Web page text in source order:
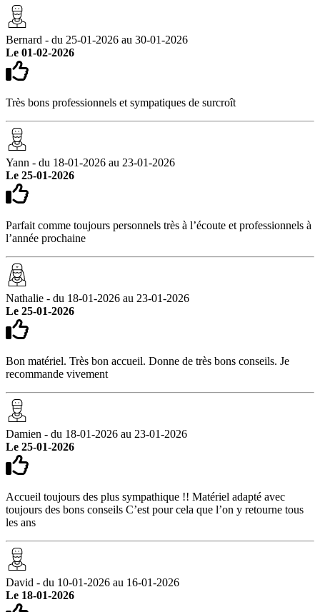
Bernard - du 25-01-2026 au 30-01-2026
Le 01-02-2026
Très bons professionnels et sympatiques de surcroît
Yann - du 18-01-2026 au 23-01-2026
Le 25-01-2026
Parfait comme toujours personnels très à l’écoute et professionnels à
l’année prochaine
Nathalie - du 18-01-2026 au 23-01-2026
Le 25-01-2026
Bon matériel. Très bon accueil. Donne de très bons conseils. Je
recommande vivement
Damien - du 18-01-2026 au 23-01-2026
Le 25-01-2026
Accueil toujours des plus sympathique !! Matériel adapté avec
toujours des bons conseils C’est pour cela que l’on y retourne tous
les ans
David - du 10-01-2026 au 16-01-2026
Le 18-01-2026